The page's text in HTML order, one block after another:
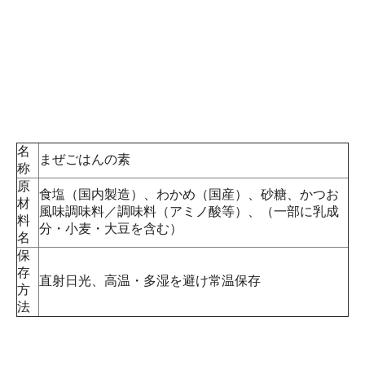
名
称
まぜごはんの素
原
材
料
名
食塩（国内製造）、わかめ（国産）、砂糖、かつお
風味調味料／調味料（アミノ酸等）、（一部に乳成
分・小麦・大豆を含む）
保
存
方
法
直射日光、高温・多湿を避け常温保存